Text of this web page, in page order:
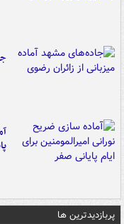
پربازدیدترین ها